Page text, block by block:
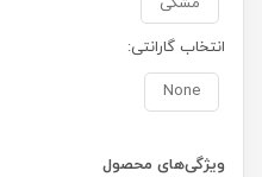
انتخاب گارانتی:
None
ویژگی‌های محصول